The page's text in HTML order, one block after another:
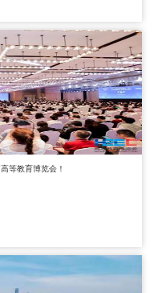
等教育博览会！